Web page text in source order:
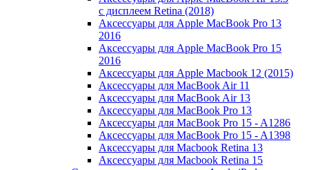
с дисплеем Retina (2018)
Аксессуары для Apple MacBook Pro 13
2016
Аксессуары для Apple MacBook Pro 15
2016
Аксессуары для Apple Macbook 12 (2015)
Аксессуары для MacBook Air 11
Аксессуары для MacBook Air 13
Аксессуары для MacBook Pro 13
Аксессуары для MacBook Pro 15 - A1286
Аксессуары для MacBook Pro 15 - A1398
Аксессуары для Macbook Retina 13
Аксессуары для Macbook Retina 15